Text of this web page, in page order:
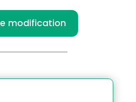
modification